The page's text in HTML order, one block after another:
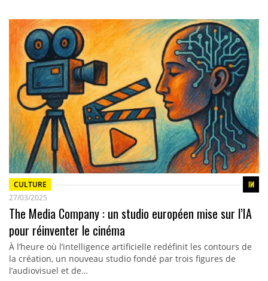
CULTURE
27/03/2025
The Media Company : un studio européen mise sur l’IA
pour réinventer le cinéma
À l’heure où l’intelligence artificielle redéfinit les contours de
la création, un nouveau studio fondé par trois figures de
l’audiovisuel et de…